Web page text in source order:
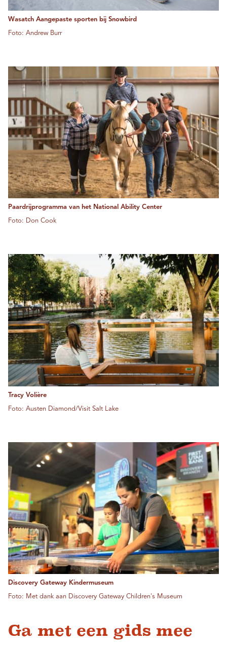
Wasatch Aangepaste sporten bij Snowbird
Foto: Andrew Burr
Paardrijprogramma van het National Ability Center
Foto: Don Cook
Tracy Volière
Foto: Austen Diamond/Visit Salt Lake
Discovery Gateway Kindermuseum
Foto: Met dank aan Discovery Gateway Children's Museum
Ga met een gids mee